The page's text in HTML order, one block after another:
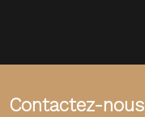
Contactez-nous